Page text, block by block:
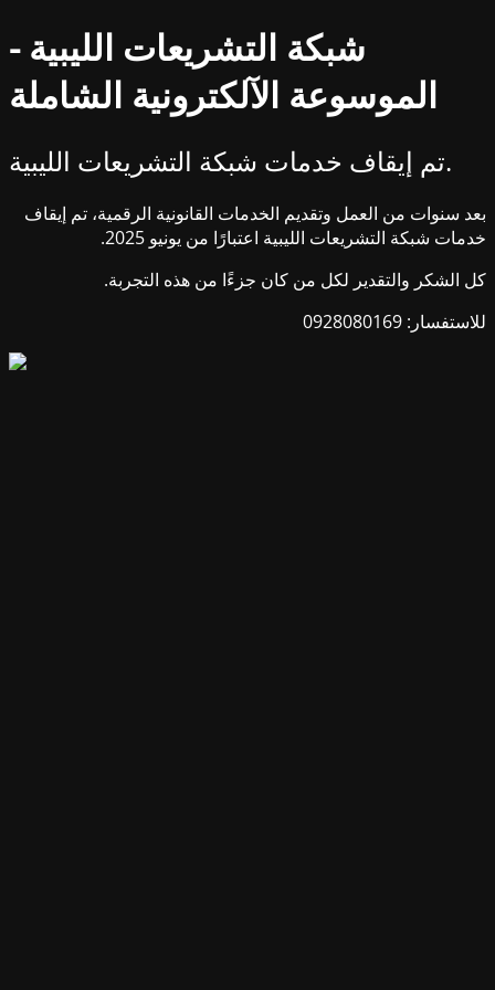
شبكة التشريعات الليبية -
الموسوعة الآلكترونية الشاملة
تم إيقاف خدمات شبكة التشريعات الليبية.
بعد سنوات من العمل وتقديم الخدمات القانونية الرقمية، تم إيقاف
خدمات شبكة التشريعات الليبية اعتبارًا من يونيو 2025.
كل الشكر والتقدير لكل من كان جزءًا من هذه التجربة.
للاستفسار: 0928080169